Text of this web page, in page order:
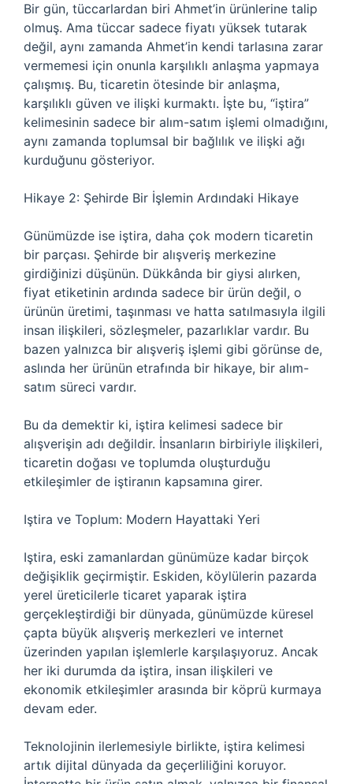
Bir gün, tüccarlardan biri Ahmet’in ürünlerine talip
olmuş. Ama tüccar sadece fiyatı yüksek tutarak
değil, aynı zamanda Ahmet’in kendi tarlasına zarar
vermemesi için onunla karşılıklı anlaşma yapmaya
çalışmış. Bu, ticaretin ötesinde bir anlaşma,
karşılıklı güven ve ilişki kurmaktı. İşte bu, “iştira”
kelimesinin sadece bir alım-satım işlemi olmadığını,
aynı zamanda toplumsal bir bağlılık ve ilişki ağı
kurduğunu gösteriyor.
Hikaye 2: Şehirde Bir İşlemin Ardındaki Hikaye
Günümüzde ise iştira, daha çok modern ticaretin
bir parçası. Şehirde bir alışveriş merkezine
girdiğinizi düşünün. Dükkânda bir giysi alırken,
fiyat etiketinin ardında sadece bir ürün değil, o
ürünün üretimi, taşınması ve hatta satılmasıyla ilgili
insan ilişkileri, sözleşmeler, pazarlıklar vardır. Bu
bazen yalnızca bir alışveriş işlemi gibi görünse de,
aslında her ürünün etrafında bir hikaye, bir alım-
satım süreci vardır.
Bu da demektir ki, iştira kelimesi sadece bir
alışverişin adı değildir. İnsanların birbiriyle ilişkileri,
ticaretin doğası ve toplumda oluşturduğu
etkileşimler de iştiranın kapsamına girer.
Iştira ve Toplum: Modern Hayattaki Yeri
Iştira, eski zamanlardan günümüze kadar birçok
değişiklik geçirmiştir. Eskiden, köylülerin pazarda
yerel üreticilerle ticaret yaparak iştira
gerçekleştirdiği bir dünyada, günümüzde küresel
çapta büyük alışveriş merkezleri ve internet
üzerinden yapılan işlemlerle karşılaşıyoruz. Ancak
her iki durumda da iştira, insan ilişkileri ve
ekonomik etkileşimler arasında bir köprü kurmaya
devam eder.
Teknolojinin ilerlemesiyle birlikte, iştira kelimesi
artık dijital dünyada da geçerliliğini koruyor.